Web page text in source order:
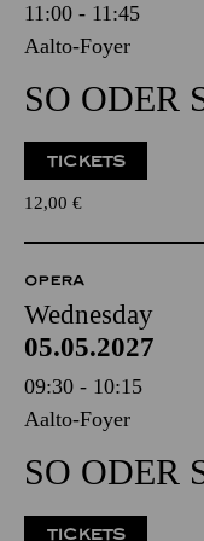
11:00 - 11:45
Aalto-Foyer
SO ODER
TICKETS
12,00 €
OPERA
Wednesday
05.05.2027
09:30 - 10:15
Aalto-Foyer
SO ODER
TICKETS